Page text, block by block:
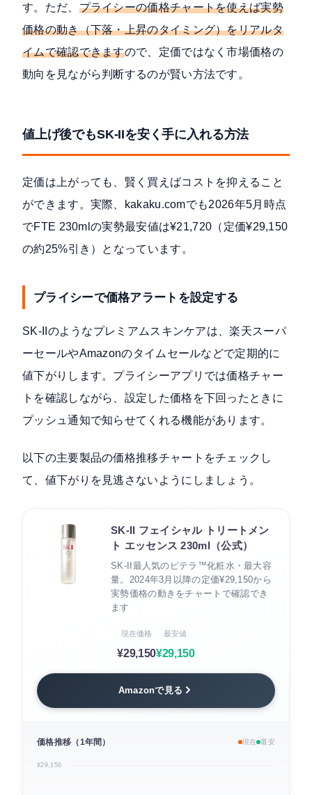
す。ただ、 プライシーの価格チャートを使えば実勢
価格の動き（下落・上昇のタイミング）をリアルタ
イムで確認できますので、定価ではなく市場価格の
動向を見ながら判断するのが賢い方法です。
値上げ後でもSK-IIを安く手に入れる方法
定価は上がっても、賢く買えばコストを抑えること
ができます。実際、kakaku.comでも2026年5月時点
でFTE 230mlの実勢最安値は¥21,720（定価¥29,150
の約25%引き）となっています。
プライシーで価格アラートを設定する
SK-IIのようなプレミアムスキンケアは、楽天スーパ
ーセールやAmazonのタイムセールなどで定期的に
値下がりします。プライシーアプリでは価格チャー
トを確認しながら、設定した価格を下回ったときに
プッシュ通知で知らせてくれる機能があります。
以下の主要製品の価格推移チャートをチェックし
て、値下がりを見逃さないようにしましょう。
SK-II フェイシャル トリートメン
ト エッセンス 230ml（公式）
SK-II最人気のピテラ™化粧水・最大容
量。2024年3月以降の定価¥29,150から
実勢価格の動きをチャートで確認でき
ます
現在価格
¥29,150
最安値
¥29,150
Amazonで見る
価格推移（1年間） 現在 最安
¥29,150